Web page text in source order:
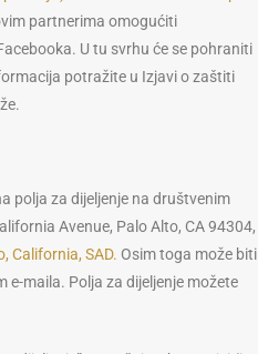
partnerima omogućiti
U tu svrhu će se pohraniti
potražite u Izjavi o zaštiti
polja za dijeljenje na društvenim
Avenue, Palo Alto, CA 94304,
California, SAD. Osim toga može biti
e-maila. Polja za dijeljenje možete